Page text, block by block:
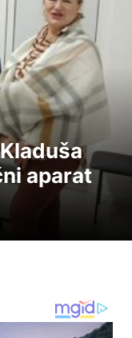
aparat